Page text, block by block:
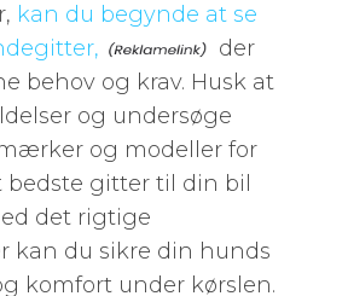
kan du begynde at se
der
behov og krav. Husk at
og undersøge
og modeller for
bedste gitter til din bil
det rigtige
kan du sikre din hunds
komfort under kørslen.